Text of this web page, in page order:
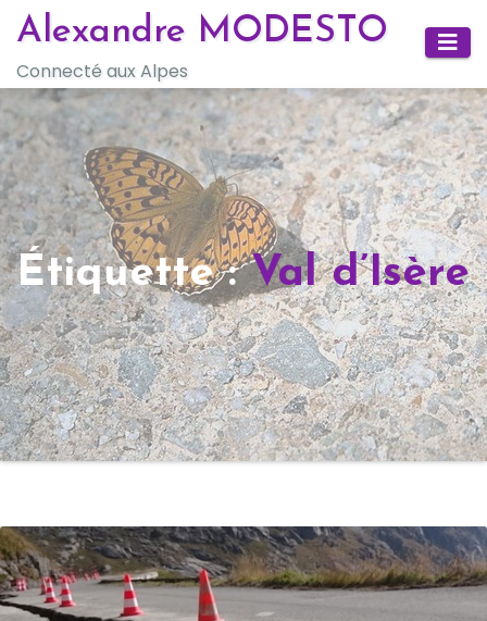
Skip
content
Alexandre MODESTO
Connecté aux Alpes
Étiquette :Val d’Isère